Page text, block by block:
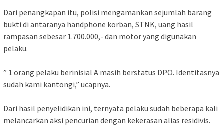
Dari penangkapan itu, polisi mengamankan sejumlah barang
bukti di antaranya handphone korban, STNK, uang hasil
rampasan sebesar 1.700.000,- dan motor yang digunakan
pelaku.
” 1 orang pelaku berinisial A masih berstatus DPO. Identitasnya
sudah kami kantongi,” ucapnya.
Dari hasil penyelidikan ini, ternyata pelaku sudah beberapa kali
melancarkan aksi pencurian dengan kekerasan alias residivis.